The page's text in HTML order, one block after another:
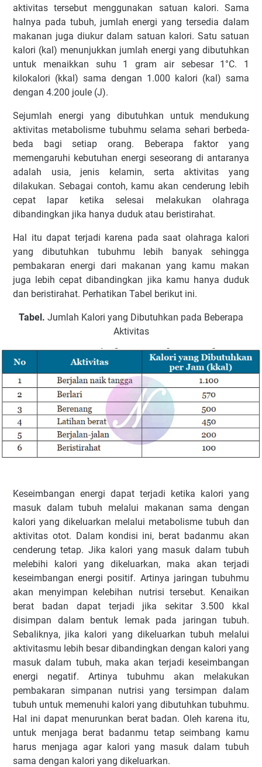
aktivitas tersebut menggunakan satuan kalori. Sama
halnya pada tubuh, jumlah energi yang tersedia dalam
makanan juga diukur dalam satuan kalori. Satu satuan
kalori (kal) menunjukkan jumlah energi yang dibutuhkan
untuk menaikkan suhu 1 gram air sebesar 1°C. 1
kilokalori (kkal) sama dengan 1.000 kalori (kal) sama
dengan 4.200 joule (J).
Sejumlah energi yang dibutuhkan untuk mendukung
aktivitas metabolisme tubuhmu selama sehari berbeda-
beda bagi setiap orang. Beberapa faktor yang
memengaruhi kebutuhan energi seseorang di antaranya
adalah usia, jenis kelamin, serta aktivitas yang
dilakukan. Sebagai contoh, kamu akan cenderung lebih
cepat lapar ketika selesai melakukan olahraga
dibandingkan jika hanya duduk atau beristirahat.
Hal itu dapat terjadi karena pada saat olahraga kalori
yang dibutuhkan tubuhmu lebih banyak sehingga
pembakaran energi dari makanan yang kamu makan
juga lebih cepat dibandingkan jika kamu hanya duduk
dan beristirahat. Perhatikan Tabel berikut ini.
Tabel. Jumlah Kalori yang Dibutuhkan pada Beberapa
Aktivitas
Keseimbangan energi dapat terjadi ketika kalori yang
masuk dalam tubuh melalui makanan sama dengan
kalori yang dikeluarkan melalui metabolisme tubuh dan
aktivitas otot. Dalam kondisi ini, berat badanmu akan
cenderung tetap. Jika kalori yang masuk dalam tubuh
melebihi kalori yang dikeluarkan, maka akan terjadi
keseimbangan energi positif. Artinya jaringan tubuhmu
akan menyimpan kelebihan nutrisi tersebut. Kenaikan
berat badan dapat terjadi jika sekitar 3.500 kkal
disimpan dalam bentuk lemak pada jaringan tubuh.
Sebaliknya, jika kalori yang dikeluarkan tubuh melalui
aktivitasmu lebih besar dibandingkan dengan kalori yang
masuk dalam tubuh, maka akan terjadi keseimbangan
energi negatif. Artinya tubuhmu akan melakukan
pembakaran simpanan nutrisi yang tersimpan dalam
tubuh untuk memenuhi kalori yang dibutuhkan tubuhmu.
Hal ini dapat menurunkan berat badan. Oleh karena itu,
untuk menjaga berat badanmu tetap seimbang kamu
harus menjaga agar kalori yang masuk dalam tubuh
sama dengan kalori yang dikeluarkan.